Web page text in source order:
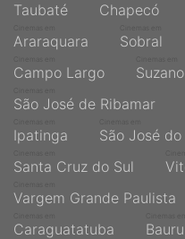
Taubaté Chapecó
Araraquara Sobral
Campo Largo Suzano
São José de Ribamar
Ipatinga São José
Santa Cruz do Sul
Vargem Grande Paulista
Caraguatatuba Bauru